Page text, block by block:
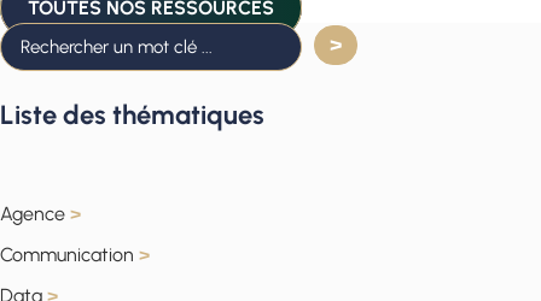
TOUTES NOS RESSOURCES
Liste des thématiques
Agence >
Communication >
Data >